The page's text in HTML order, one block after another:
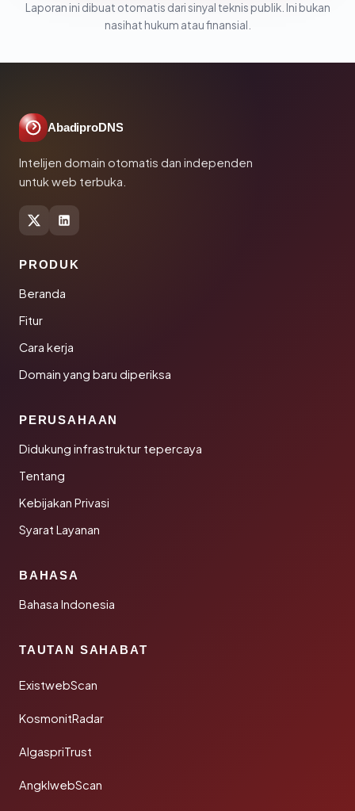
Laporan ini dibuat otomatis dari sinyal teknis publik. Ini bukan
nasihat hukum atau finansial.
AbadiproDNS
Intelijen domain otomatis dan independen
untuk web terbuka.
PRODUK
Beranda
Fitur
Cara kerja
Domain yang baru diperiksa
PERUSAHAAN
Didukung infrastruktur tepercaya
Tentang
Kebijakan Privasi
Syarat Layanan
BAHASA
Bahasa Indonesia
TAUTAN SAHABAT
ExistwebScan
KosmonitRadar
AlgaspriTrust
AngklwebScan